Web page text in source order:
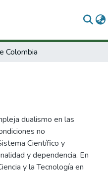
Colombia
dualismo en las
no
Científico y
y dependencia. En
y la Tecnología en